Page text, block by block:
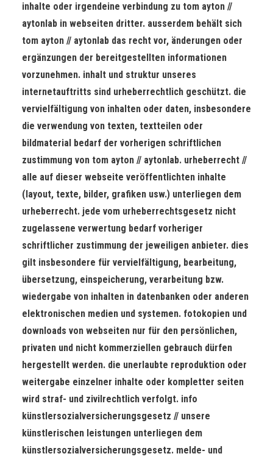
inhalte oder irgendeine verbindung zu tom ayton //
aytonlab in webseiten dritter. ausserdem behält sich
tom ayton // aytonlab das recht vor, änderungen oder
ergänzungen der bereitgestellten informationen
vorzunehmen. inhalt und struktur unseres
internetauftritts sind urheberrechtlich geschützt. die
vervielfältigung von inhalten oder daten, insbesondere
die verwendung von texten, textteilen oder
bildmaterial bedarf der vorherigen schriftlichen
zustimmung von tom ayton // aytonlab. urheberrecht //
alle auf dieser webseite veröffentlichten inhalte
(layout, texte, bilder, grafiken usw.) unterliegen dem
urheberrecht. jede vom urheberrechtsgesetz nicht
zugelassene verwertung bedarf vorheriger
schriftlicher zustimmung der jeweiligen anbieter. dies
gilt insbesondere für vervielfältigung, bearbeitung,
übersetzung, einspeicherung, verarbeitung bzw.
wiedergabe von inhalten in datenbanken oder anderen
elektronischen medien und systemen. fotokopien und
downloads von webseiten nur für den persönlichen,
privaten und nicht kommerziellen gebrauch dürfen
hergestellt werden. die unerlaubte reproduktion oder
weitergabe einzelner inhalte oder kompletter seiten
wird straf- und zivilrechtlich verfolgt. info
künstlersozialversicherungsgesetz // unsere
künstlerischen leistungen unterliegen dem
künstlersozialversicherungsgesetz. melde- und